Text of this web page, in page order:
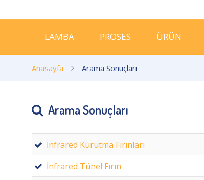
LAMBA PROSES ÜRÜN
Anasayfa Arama Sonuçları
Arama Sonuçları
İnfrared Kurutma Fırınları
İnfrared Tünel Fırın